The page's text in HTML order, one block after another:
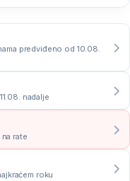
predviđeno od 10.08.
nadalje
na rate
roku